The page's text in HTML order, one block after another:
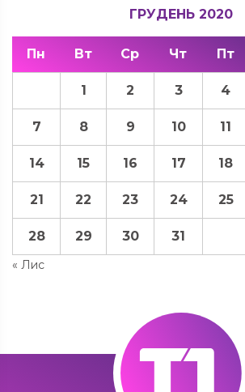
ГРУДЕНЬ 2020
Пн Вт Ср Чт Пт
« Лис
1 2 3 4
7 8 9 10 11
14 15 16 17 18
21 22 23 24 25
28 29 30 31